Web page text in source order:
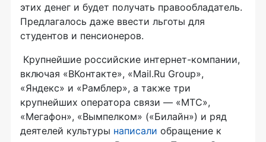
этих денег и будет получать правообладатель.
Предлагалось даже ввести льготы для
студентов и пенсионеров.
Крупнейшие российские интернет-компании,
включая «ВКонтакте», «Mail.Ru Group»,
«Яндекс» и «Рамблер», а также три
крупнейших оператора связи — «МТС»,
«Мегафон», «Вымпелком» («Билайн») и ряд
деятелей культуры написали обращение к